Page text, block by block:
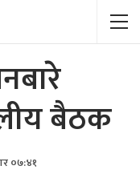
बैठक
०७:४१